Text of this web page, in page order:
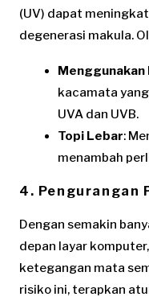
(UV) dapat
degenerasi makula.
kacamata
UVA dan UVB.
Topi Lebar:
menambah
4. Pengurangan
Dengan semakin
depan layar
ketegangan mata
risiko ini, terapkan